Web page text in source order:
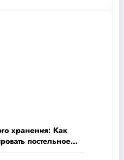
хранения: Как
постельное
жизнь